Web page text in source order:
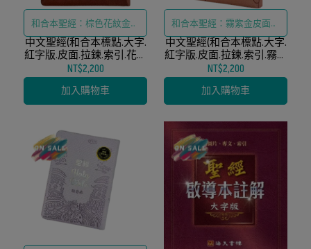
和合本聖經：棕色花紋金皮
面大字、紅字版、拉鍊索引
中文聖經(和合本標點.大字.
紅字版.皮面.拉鍊.索引.花紋
金)_９系列
NT$2,200
加入購物車
和合本聖經：霧紫金皮面大
字、紅字版、拉鍊索引
中文聖經(和合本標點.大字.
紅字版.皮面.拉鍊.索引.霧紫
金)_9系列
NT$2,200
加入購物車